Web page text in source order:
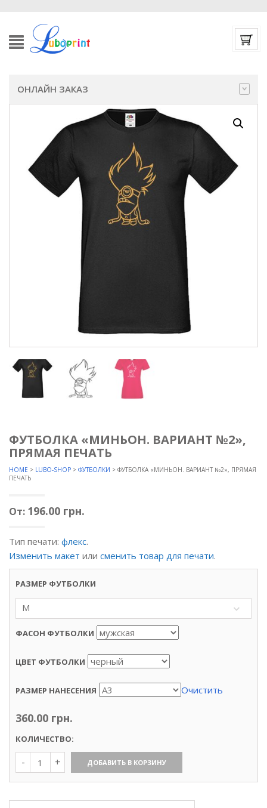
ОНЛАЙН ЗАКАЗ
ФУТБОЛКА «МИНЬОН. ВАРИАНТ №2»,
ПРЯМАЯ ПЕЧАТЬ
HOME > LUBO-SHOP > ФУТБОЛКИ > ФУТБОЛКА «МИНЬОН. ВАРИАНТ №2», ПРЯМАЯ
ПЕЧАТЬ
От: 196.00 грн.
Тип печати: флекс.
Изменить макет или сменить товар для печати.
РАЗМЕР ФУТБОЛКИ
M
ФАСОН ФУТБОЛКИ
ЦВЕТ ФУТБОЛКИ
РАЗМЕР НАНЕСЕНИЯ Очистить
360.00 грн.
КОЛИЧЕСТВО:
Количество
Футболка
«Миньон.
ДОБАВИТЬ В КОРЗИНУ